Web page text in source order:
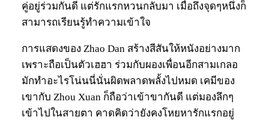
คู่อยู่ร่วมกันดี แต่รักแรกหวนกลับมา เมื่อถึงจุดๆหนึ่งก็
สามารถเรียนรู้ทำความเข้าใจ
การแสดงของ Zhao Dan สร้างสีสันให้หนังอย่างมาก
เพราะถือเป็นตัวเฮฮา ร่วมกับผองเพื่อนอีกสามเกลอ
มักทำอะไรโน่นนี่นั่นผิดพลาดพลั้งไปหมด เคมีของ
เขากับ Zhou Xuan ก็ถือว่าเข้าขากันดี แต่มองลึกๆ
เข้าไปในสายตา คาดคิดว่ายังคงโหยหารักแรกอยู่